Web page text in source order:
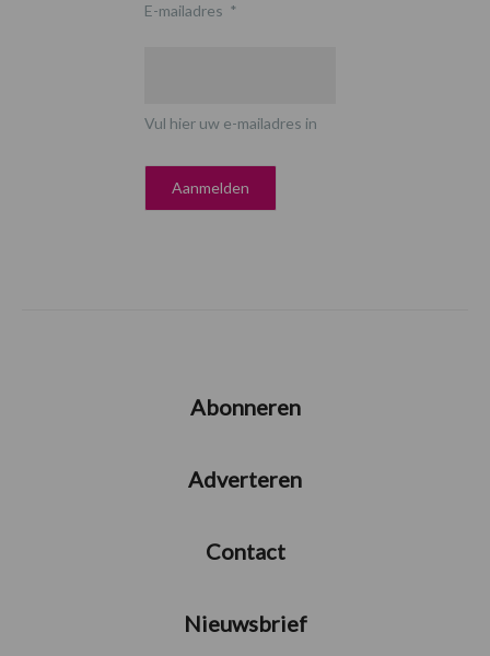
E-mailadres *
Vul hier uw e-mailadres in
Abonneren
Adverteren
Contact
Nieuwsbrief